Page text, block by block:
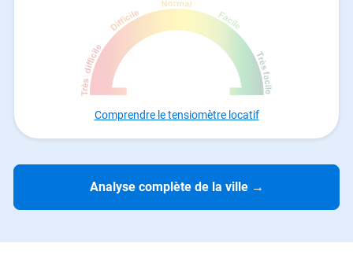
Comprendre le tensiomètre locatif
Analyse complète de la ville →